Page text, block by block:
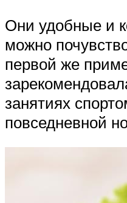
Они удобные и
можно
первой же
занятиях
повседневной